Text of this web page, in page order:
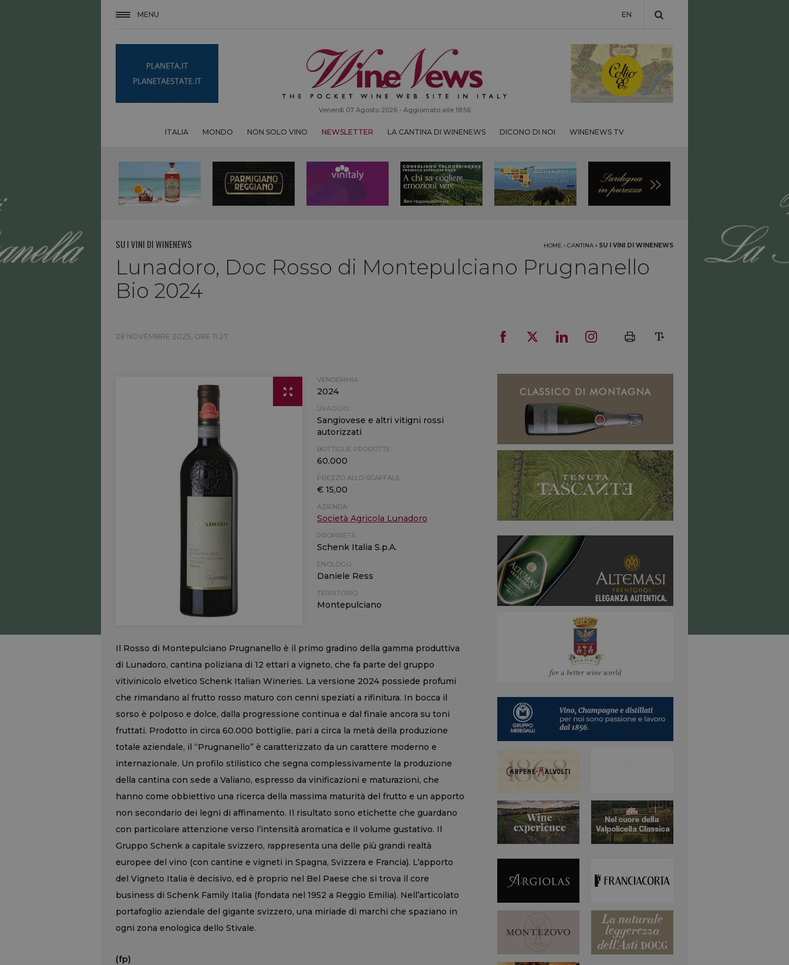
MENU EN
Venerdì 07 Agosto 2026 - Aggiornato alle 18:56
ITALIA MONDO NON SOLO VINO NEWSLETTER LA CANTINA DI WINENEWS DICONO DI NOI WINENEWS TV
SU I VINI DI WINENEWS HOME › CANTINA › SU I VINI DI WINENEWS
Lunadoro, Doc Rosso di Montepulciano Prugnanello
Bio 2024
28 NOVEMBRE 2025, ORE 11:27
VENDEMMIA:
2024
UVAGGIO:
Sangiovese e altri vitigni rossi
autorizzati
BOTTIGLIE PRODOTTE:
60.000
PREZZO ALLO SCAFFALE:
€ 15,00
AZIENDA:
Società Agricola Lunadoro
PROPRIETÀ:
Schenk Italia S.p.A.
ENOLOGO:
Daniele Ress
TERRITORIO:
Montepulciano
Il Rosso di Montepulciano Prugnanello è il primo gradino della gamma produttiva
di Lunadoro, cantina poliziana di 12 ettari a vigneto, che fa parte del gruppo
vitivinicolo elvetico Schenk Italian Wineries. La versione 2024 possiede profumi
che rimandano al frutto rosso maturo con cenni speziati a rifinitura. In bocca il
sorso è polposo e dolce, dalla progressione continua e dal finale ancora su toni
fruttati. Prodotto in circa 60.000 bottiglie, pari a circa la metà della produzione
totale aziendale, il “Prugnanello” è caratterizzato da un carattere moderno e
internazionale. Un profilo stilistico che segna complessivamente la produzione
della cantina con sede a Valiano, espresso da vinificazioni e maturazioni, che
hanno come obbiettivo una ricerca della massima maturità del frutto e un apporto
non secondario dei legni di affinamento. Il risultato sono etichette che guardano
con particolare attenzione verso l’intensità aromatica e il volume gustativo. Il
Gruppo Schenk a capitale svizzero, rappresenta una delle più grandi realtà
europee del vino (con cantine e vigneti in Spagna, Svizzera e Francia). L’apporto
del Vigneto Italia è decisivo, ed è proprio nel Bel Paese che si trova il core
business di Schenk Family Italia (fondata nel 1952 a Reggio Emilia). Nell’articolato
portafoglio aziendale del gigante svizzero, una miriade di marchi che spaziano in
ogni zona enologica dello Stivale.
(fp)